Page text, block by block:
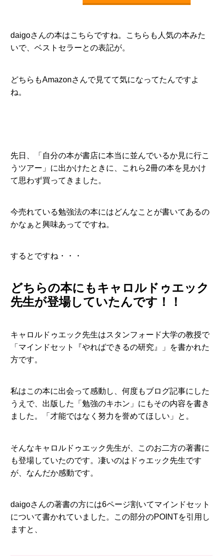
daigoさんの本はこちらですね。こちらも人気の本みた
いで、ベストセラーとの表記が。
どちらもAmazonさんで見てて気になってたんですよ
ね。
先日、「自分の本が書店に本当に並んでいるか見に行こ
うツアー」に出かけたときに、これら2冊の本を見かけ
て思わず買ってきました。
今売れている勉強法の本にはどんなことが書いてあるの
かなぁと興味あってですね。
するとですね・・・
どちらの本にもキャロルドゥエック
先生が登場していたんです！！
キャロルドゥエック先生はスタンフォード大学の教授で
「マインドセット『やればできるの研究』」を書かれた
方です。
私はこの本に出会って感動し、何度もブログ記事にした
うえで、出版した「勉強のキホン」にもその内容を書き
ました。「才能ではなく努力を誉めてほしい」と。
そんなキャロルドゥエック先生が、このお二方の著書に
も登場していたのです。凄いのはドゥエック先生です
が、なんだか感動です。
daigoさんの著書の方には6ページ割いてマインドセット
について書かれていました。この部分のPOINTを引用し
ますと、